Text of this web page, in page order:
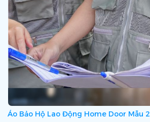
Áo Bảo Hộ Lao Động Home Door Mẫu 2